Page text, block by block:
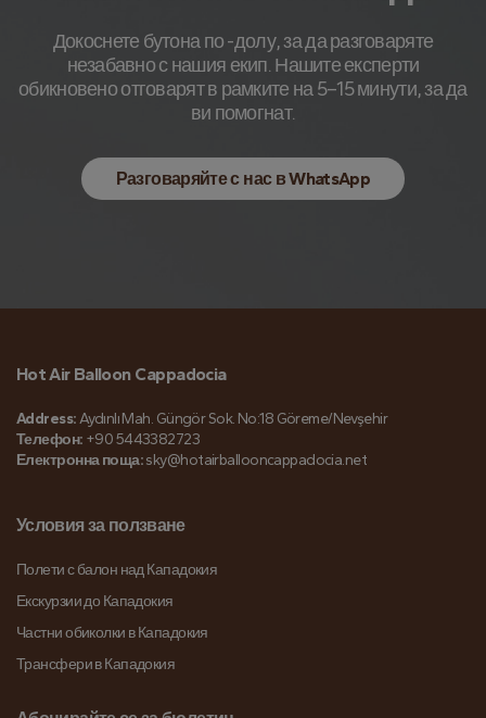
Докоснете бутона по -долу, за да разговаряте
незабавно с нашия екип. Нашите експерти
обикновено отговарят в рамките на 5–15 минути, за да
ви помогнат.
Разговаряйте с нас в WhatsApp
Hot Air Balloon Cappadocia
Address:Aydınlı Mah. Güngör Sok. No:18 Göreme/Nevşehir
Телефон: +90 5443382723
Електронна поща:sky@hotairballooncappadocia.net
Условия за ползване
Полети с балон над Кападокия
Екскурзии до Кападокия
Частни обиколки в Кападокия
Трансфери в Кападокия